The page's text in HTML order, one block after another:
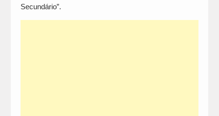
Secundário”.